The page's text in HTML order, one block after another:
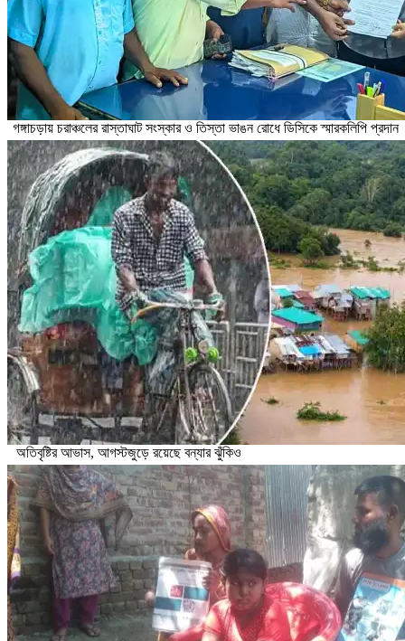
গঙ্গাচড়ায় চরাঞ্চলের রাস্তাঘাট সংস্কার ও তিস্তা ভাঙন রোধে ডিসিকে স্মারকলিপি প্রদান
অতিবৃষ্টির আভাস, আগস্টজুড়ে রয়েছে বন্যার ঝুঁকিও